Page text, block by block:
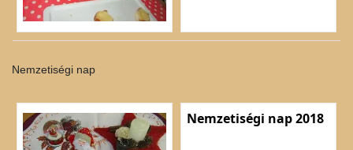
Nemzetiségi nap
Nemzetiségi nap 2018